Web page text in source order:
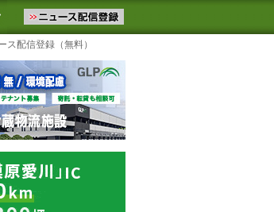
します。物流ニュースメール配信を登録す
よく見るテーマ
ス配信登録（無料）